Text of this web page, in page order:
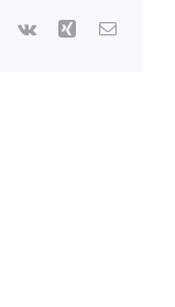
Pinterest
Vk XingEmail